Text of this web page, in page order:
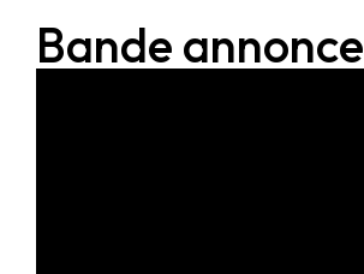
Bande annonce